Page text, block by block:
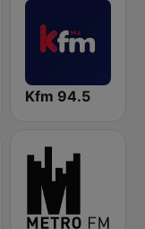
Kfm 94.5